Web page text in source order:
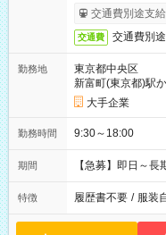
交通費別途支
交通費 交通費別
勤務地
東京都中央区
新富町(東京都)駅
大手企業
勤務時間 9:30～18:00
期間 【急募】即日～
特徴 履歴書不要 / 服装